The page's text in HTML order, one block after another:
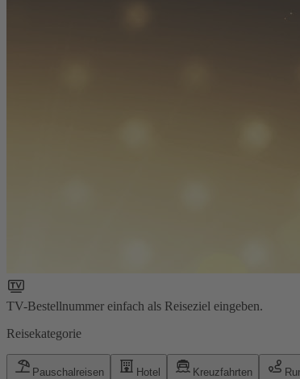
TV-Bestellnummer einfach als Reiseziel eingeben.
Reisekategorie
Pauschalreisen Hotel Kreuzfahrten